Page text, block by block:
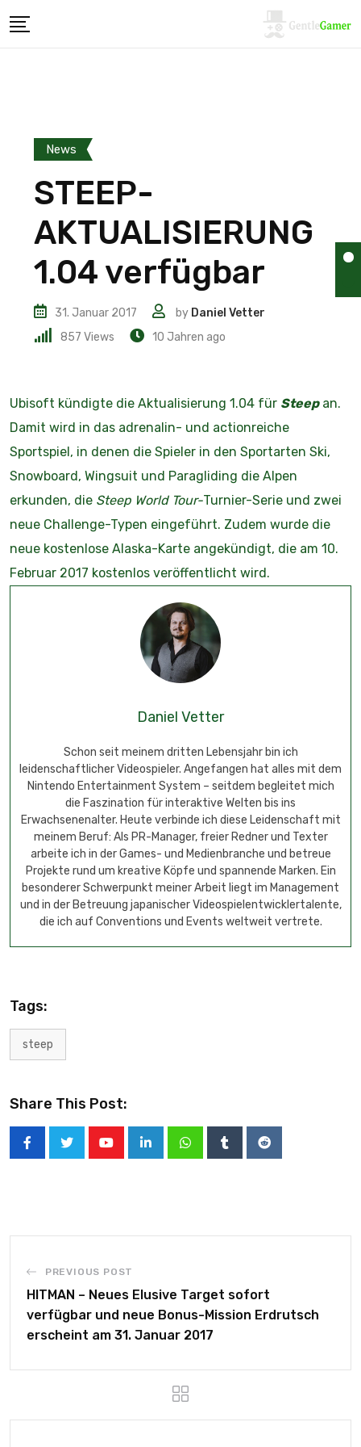
News
STEEP-
AKTUALISIERUNG
1.04 verfügbar
31. Januar 2017 by Daniel Vetter
857 Views 10 Jahren ago
Ubisoft kündigte die Aktualisierung 1.04 für Steepan.
Damit wird in das adrenalin- und actionreiche
Sportspiel, in denen die Spieler in den Sportarten Ski,
Snowboard, Wingsuit und Paragliding die Alpen
erkunden, die Steep World Tour-Turnier-Serie und zwei
neue Challenge-Typen eingeführt. Zudem wurde die
neue kostenlose Alaska-Karte angekündigt, die am 10.
Februar 2017 kostenlos veröffentlicht wird.
Daniel Vetter
Schon seit meinem dritten Lebensjahr bin ich
leidenschaftlicher Videospieler. Angefangen hat alles mit dem
Nintendo Entertainment System – seitdem begleitet mich
die Faszination für interaktive Welten bis ins
Erwachsenenalter. Heute verbinde ich diese Leidenschaft mit
meinem Beruf: Als PR-Manager, freier Redner und Texter
arbeite ich in der Games- und Medienbranche und betreue
Projekte rund um kreative Köpfe und spannende Marken. Ein
besonderer Schwerpunkt meiner Arbeit liegt im Management
und in der Betreuung japanischer Videospielentwicklertalente,
die ich auf Conventions und Events weltweit vertrete.
Tags:
steep
Share This Post:
PREVIOUS POST
HITMAN – Neues Elusive Target sofort
verfügbar und neue Bonus-Mission Erdrutsch
erscheint am 31. Januar 2017